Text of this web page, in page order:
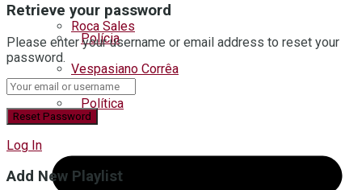
Polícia
Política
Regional
Roca Sales
Vespasiano Corrêa
Retrieve your password
Please enter your username or email address to reset your
password.
Log In
Add New Playlist